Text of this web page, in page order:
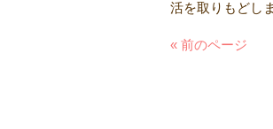
活を取りもどし
« 前のページ